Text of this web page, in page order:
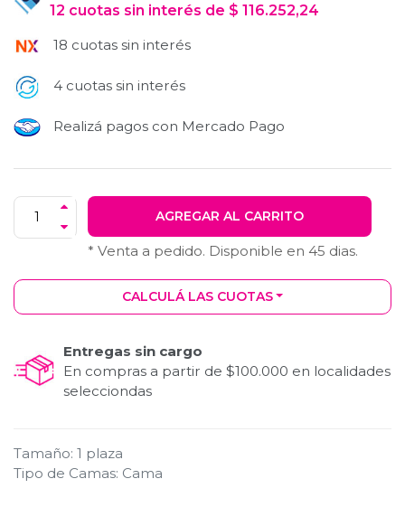
12 cuotas sin interés de $ 116.252,24
18 cuotas sin interés
4 cuotas sin interés
Realizá pagos con Mercado Pago
AGREGAR AL CARRITO
* Venta a pedido. Disponible en 45 dias.
CALCULÁ LAS CUOTAS
Entregas sin cargo
En compras a partir de $100.000 en localidades
selecciondas
Tamaño: 1 plaza
Tipo de Camas: Cama